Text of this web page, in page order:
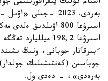
بەردى. 2023 -
اسىرۋعا 198,2
جوباسىن (كەنتىشىلىك
بەرەدى»، - دەدى ول.